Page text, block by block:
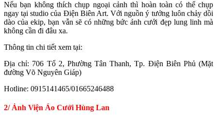
Nếu bạn không thích chụp ngoại cảnh thì hoàn toàn có thể chụp
ngay tại studio của Điện Biên Art. Với nguồn ý tưởng luôn chảy dồi
dào của ekip, bạn vẫn sẽ có những bức ảnh cưới đẹp lung linh mà
không cần đi đâu xa.
Thông tin chi tiết xem tại:
Địa chỉ: 706 Tổ 2, Phường Tân Thanh, Tp. Điện Biên Phủ (Mặt
đường Võ Nguyên Giáp)
Hotline: 0915141465/01665246488
2/ Ảnh Viện Áo Cưới Hùng Lan